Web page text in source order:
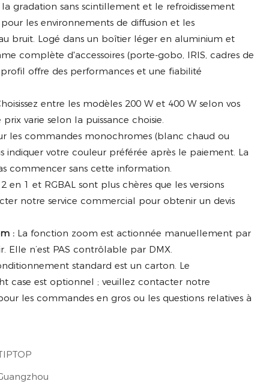
gradation sans scintillement et le refroidissement
les environnements de diffusion et les
bruit. Logé dans un boîtier léger en aluminium et
complète d'accessoires (porte-gobo, IRIS, cadres de
offre des performances et une fiabilité
entre les modèles 200 W et 400 W selon vos
varie selon la puissance choisie.
les commandes monochromes (blanc chaud ou
indiquer votre couleur préférée après le paiement. La
commencer sans cette information.
en 1 et RGBAL sont plus chères que les versions
notre service commercial pour obtenir un devis
: La fonction zoom est actionnée manuellement par
Elle n’est PAS contrôlable par DMX.
standard est un carton. Le
case est optionnel ; veuillez contacter notre
les commandes en gros ou les questions relatives à